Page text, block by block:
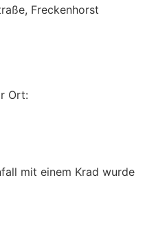
Freckenhorst
Ort:
mit einem Krad wurde